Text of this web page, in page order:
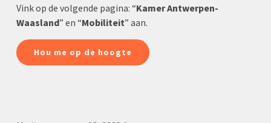
Vink op de volgende pagina: “Kamer Antwerpen-
Waasland” en “Mobiliteit” aan.
Hou me op de hoogte